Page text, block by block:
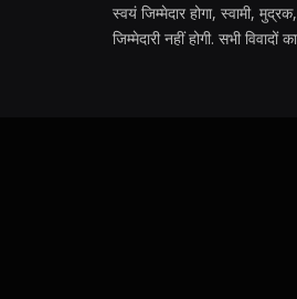
स्वयं जिम्मेदार होगा, स्वामी,
जिम्मेदारी नहीं होगी. सभी विवादों